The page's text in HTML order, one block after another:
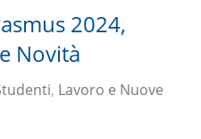
2024,
Novità
, Lavoro e Nuove